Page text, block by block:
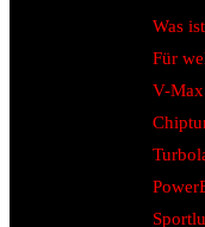
Was
Für
V-